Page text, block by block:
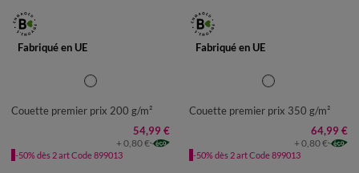
Fabriqué en UE
Couette premier prix 200 g/m²
54,99 €
+ 0,80 €
-50% dès 2 art Code 899013
Fabriqué en UE
Couette premier prix 350 g/m²
64,99 €
+ 0,80 €
-50% dès 2 art Code 899013